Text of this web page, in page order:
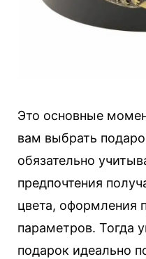
Это основные
вам выбрать
обязательно
предпочтения
цвета, оформления
параметров. Тогда
подарок идеально